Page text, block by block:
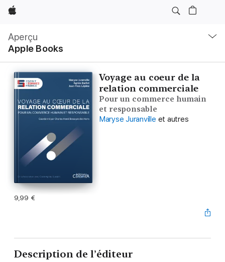
Apple
Aperçu
Apple Books
locale
Ouvrir
menu
Voyage au coeur de la
relation commerciale
Pour un commerce humain
et responsable
Maryse Juranville et autres
9,99 €
Description de l’éditeur